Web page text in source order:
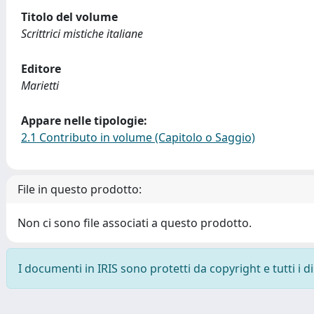
Titolo del volume
Scrittrici mistiche italiane
Editore
Marietti
Appare nelle tipologie:
2.1 Contributo in volume (Capitolo o Saggio)
File in questo prodotto:
Non ci sono file associati a questo prodotto.
I documenti in IRIS sono protetti da copyright e tutti i